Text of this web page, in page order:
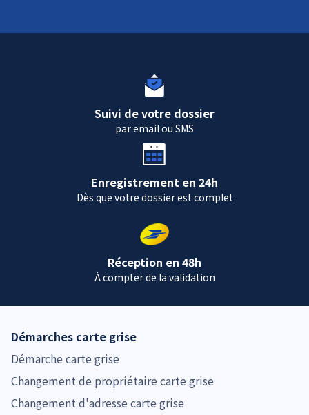
Suivi de votre dossier
par email ou SMS
Enregistrement en 24h
Dès que votre dossier est complet
Réception en 48h
À compter de la validation
Démarches carte grise
Démarche carte grise
Changement de propriétaire carte grise
Changement d'adresse carte grise